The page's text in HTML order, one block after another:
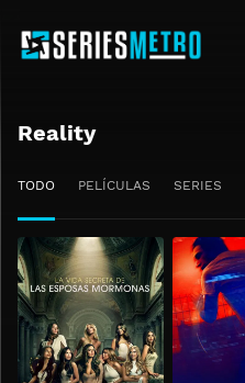
Reality
TODO PELÍCULAS SERIES